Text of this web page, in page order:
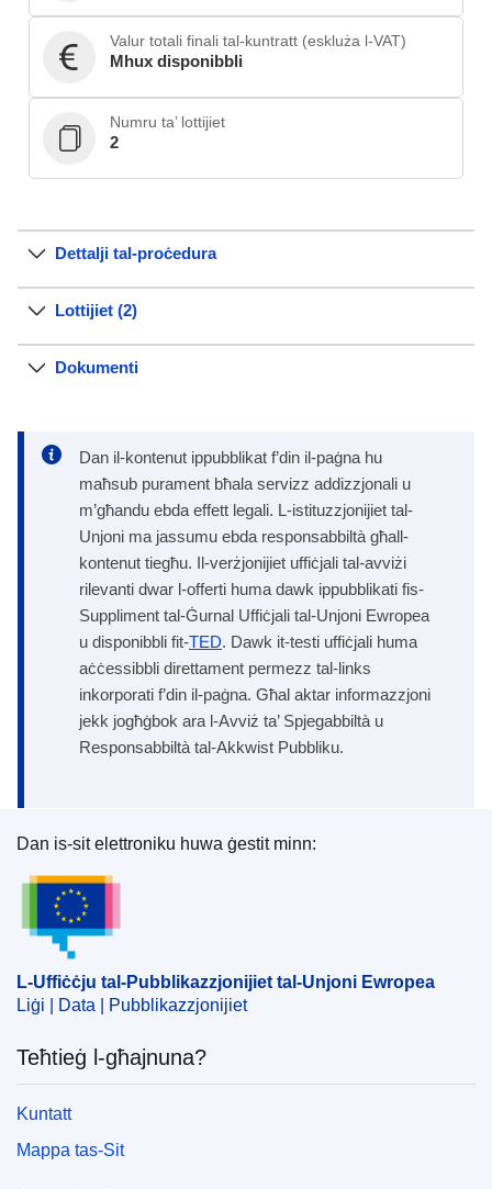
Valur totali finali tal-kuntratt (eskluża l-VAT)
Mhux disponibbli
Numru ta’ lottijiet
2
Dettalji tal-proċedura
Lottijiet (2)
Dokumenti
Dan il-kontenut ippubblikat f’din il-paġna hu
maħsub purament bħala servizz addizzjonali u
m’għandu ebda effett legali. L-istituzzjonijiet tal-
Unjoni ma jassumu ebda responsabbiltà għall-
kontenut tiegħu. Il-verżjonijiet uffiċjali tal-avviżi
rilevanti dwar l-offerti huma dawk ippubblikati fis-
Suppliment tal-Ġurnal Uffiċjali tal-Unjoni Ewropea
u disponibbli fit-TED. Dawk it-testi uffiċjali huma
aċċessibbli direttament permezz tal-links
inkorporati f’din il-paġna. Għal aktar informazzjoni
jekk jogħġbok ara l-Avviż ta’ Spjegabbiltà u
Responsabbiltà tal-Akkwist Pubbliku.
L-Uffiċċju tal-Pubblikazzjonijiet tal-Unjoni
Dan is-sit elettroniku huwa ġestit minn:
L-Uffiċċju tal-Pubblikazzjonijiet tal-Unjoni Ewropea
Liġi | Data | Pubblikazzjonijiet
Teħtieġ l-għajnuna?
Kuntatt
Mappa tas-Sit